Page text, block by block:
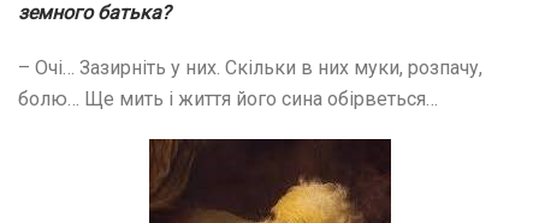
земного батька?
– Очі… Зазирніть у них. Скільки в них муки, розпачу,
болю… Ще мить і життя його сина обірветься…